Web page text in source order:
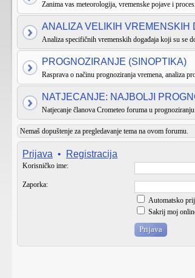
Zanima vas meteorologija, vremenske pojave i
ANALIZA VELIKIH VREMENSKIH
Analiza specifičnih vremenskih događaja koji su se
PROGNOZIRANJE (SINOPTIKA)
Rasprava o načinu prognoziranja vremena, analiza
NATJECANJE: NAJBOLJI
Natjecanje članova Crometeo foruma u
Nemaš dopuštenje za pregledavanje tema na ovom forumu.
Prijava • Registracija
Korisničko ime:
Zaporka:
Automatsko
Sakrij moj